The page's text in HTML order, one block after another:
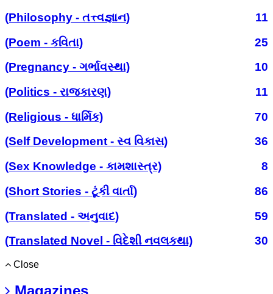
(Philosophy - તત્ત્વજ્ઞાન)
11
(Poem - કવિતા)
25
(Pregnancy - ગર્ભાવસ્થા)
10
(Politics - રાજકારણ)
11
(Religious - ધાર્મિક)
70
(Self Development - સ્વ વિકાસ)
36
(Sex Knowledge - કામશાસ્ત્ર)
8
(Short Stories - ટૂંકી વાર્તા)
86
(Translated - અનુવાદ)
59
(Translated Novel - વિદેશી નવલકથા)
30
Close
Magazines